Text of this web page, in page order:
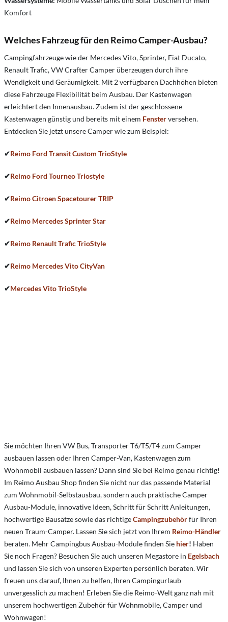
Komfort
Welches Fahrzeug für den Reimo Camper-Ausbau?
Campingfahrzeuge wie der Mercedes Vito, Sprinter, Fiat Ducato,
Renault Trafic, VW Crafter Camper überzeugen durch ihre
Wendigkeit und Geräumigkeit. Mit 2 verfügbaren Dachhöhen bieten
diese Fahrzeuge Flexibilität beim Ausbau. Der Kastenwagen
erleichtert den Innenausbau. Zudem ist der geschlossene
Kastenwagen günstig und bereits mit einem Fensterversehen.
Entdecken Sie jetzt unsere Camper wie zum Beispiel:
✔Reimo Ford Transit Custom TrioStyle
✔Reimo Ford Tourneo Triostyle
✔Reimo Citroen Spacetourer TRIP
✔Reimo Mercedes Sprinter Star
✔Reimo Renault Trafic TrioStyle
✔Reimo Mercedes Vito CityVan
✔Mercedes Vito TrioStyle
Sie möchten Ihren VW Bus, Transporter T6/T5/T4 zum Camper
ausbauen lassen oder Ihren Camper-Van, Kastenwagen zum
Wohnmobil ausbauen lassen? Dann sind Sie bei Reimo genau richtig!
Im Reimo Ausbau Shop finden Sie nicht nur das passende Material
zum Wohnmobil-Selbstausbau, sondern auch praktische Camper
Ausbau-Module, innovative Ideen, Schritt für Schritt Anleitungen,
hochwertige Bausätze sowie das richtigeCampingzubehörfür Ihren
neuen Traum-Camper. Lassen Sie sich jetzt von Ihrem Reimo-Händler
beraten. Mehr Campingbus Ausbau-Module finden Sie hier! Haben
Sie noch Fragen? Besuchen Sie auch unseren Megastore in Egelsbach
und lassen Sie sich von unseren Experten persönlich beraten. Wir
freuen uns darauf, Ihnen zu helfen, Ihren Campingurlaub
unvergesslich zu machen! Erleben Sie die Reimo-Welt ganz nah mit
unserem hochwertigen Zubehör für Wohnmobile, Camper und
Wohnwagen!